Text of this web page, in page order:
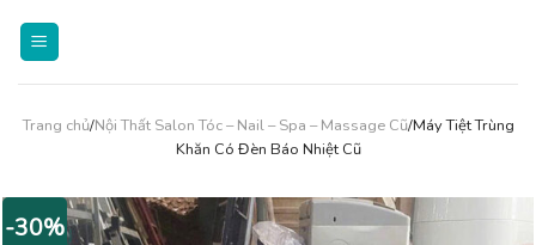
Trang chủ/Nội Thất Salon Tóc – Nail – Spa – Massage Cũ/Máy Tiệt Trùng
Khăn Có Đèn Báo Nhiệt Cũ
-30%